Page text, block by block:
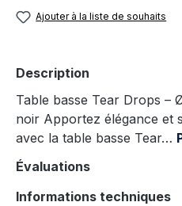
Ajouter à la liste de souhaits
Description
Table basse Tear Drops –
noir Apportez élégance et
avec la table basse Tear…
Évaluations
Informations techniques